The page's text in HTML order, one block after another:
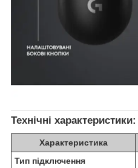
Технічні характеристики:
Характеристика
Тип підключення